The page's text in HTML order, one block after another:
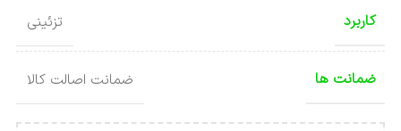
کاربرد تزئینی
ضمانت ها ضمانت اصالت کالا